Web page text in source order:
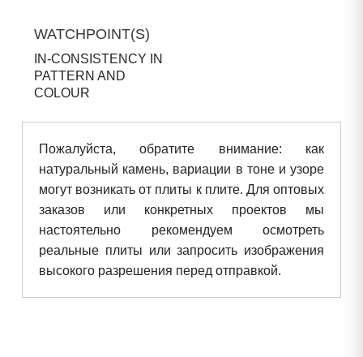
WATCHPOINT(S)
IN-CONSISTENCY IN
PATTERN AND
COLOUR
Пожалуйста, обратите внимание: как
натуральный камень, вариации в тоне и узоре
могут возникать от плиты к плите. Для оптовых
заказов или конкретных проектов мы
настоятельно рекомендуем осмотреть
реальные плиты или запросить изображения
высокого разрешения перед отправкой.